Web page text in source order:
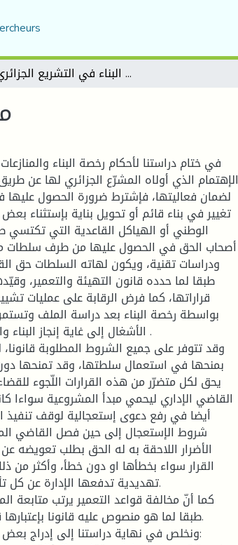
منازعات رخصة البناء في التشريع الجزائري
في ختام دراستنا لأحكام رخصة البناء
الإهتمام الذي أولاه المشرّع الجزائري لها عن
لضمان فعاليتها، فإشترط ضرورة الحصول عليها
تغيير في بناء قائم أو تحويل بناية بإستثناء
الوطني أو الهياكل القاعدية التي
أصحاب الحق في الحصول عليها من طرف سلطات
ودراسات تقنية، ويكون لهاته السلطات حق
طبقا لما حدده قانون التهيئة والتعمير،
قراراتها، كما فرض الرقابة على عمليات
بواسطة رخصة البناء بعد دراسة الملف
الأشغال إلى غاية إنجاز
وقد تتوفر على جميع الشروط المطلوبة
بمنحها في استعمال سلطتها، وقد تمنحها دون
يحق لكل متضرّر من هذه القرارات اللّجوء
القاضي الإداري ليحمي مبدأ المشروعية سواءا
أيضا في رفع دعوى إستعجالية لوقف تنفيذ
شروط الإستعجال إلى حين فصل القاضي
الأضرار اللاحقة به له الحق بطلب تعويضه
القرار سواء بخطأها او دون خطأ، وأكثر من
تهديدية تدفعها الإدارة عن كل
كما أنّ مخالفة قواعد التعمير يرتب متابعة
طبقا لما هو منصوص عليه قانونا
ونخلص في نهاية دراستنا إلى إدراج بعض